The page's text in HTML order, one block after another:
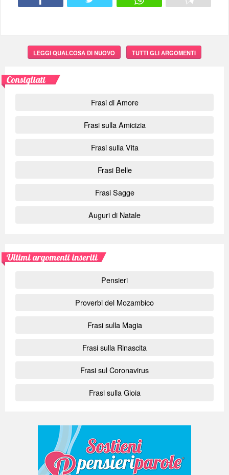
LEGGI QUALCOSA DI NUOVO TUTTI GLI ARGOMENTI
Consigliati
Frasi di Amore
Frasi sulla Amicizia
Frasi sulla Vita
Frasi Belle
Frasi Sagge
Auguri di Natale
Ultimi argomenti inseriti
Pensieri
Proverbi del Mozambico
Frasi sulla Magia
Frasi sulla Rinascita
Frasi sul Coronavirus
Frasi sulla Gioia